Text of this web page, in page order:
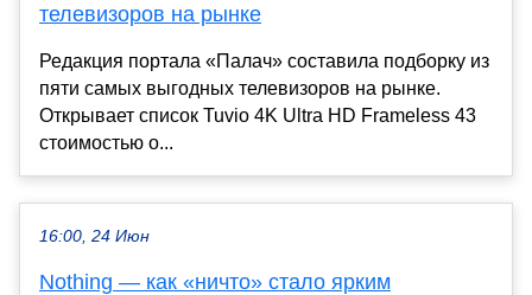
телевизоров на рынке
Редакция портала «Палач» составила подборку из
пяти самых выгодных телевизоров на рынке.
Открывает список Tuvio 4K Ultra HD Frameless 43
стоимостью о...
16:00, 24 Июн
Nothing — как «ничто» стало ярким